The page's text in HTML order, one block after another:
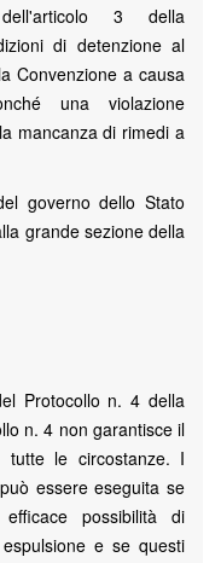
3 della
di detenzione al
Convenzione a causa
una violazione
mancanza di rimedi a
governo dello Stato
grande sezione della
Protocollo n. 4 della
n. 4 non garantisce il
le circostanze. I
essere eseguita se
possibilità di
e se questi